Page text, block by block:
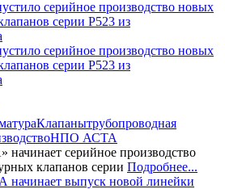
серийное производство новых
серии Р523 из
Клапанытрубопроводная
НПО АСТА
серийное производство
клапанов серии Подробнее...